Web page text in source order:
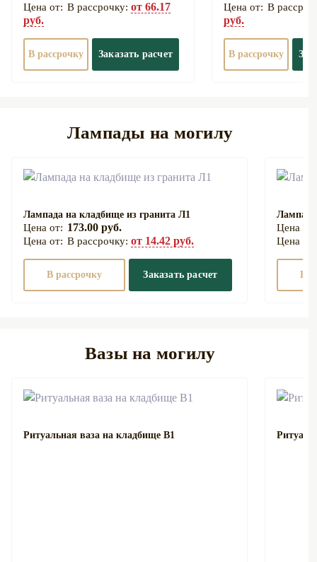
В рассрочку: от 66.17
руб.
В рассрочку Заказать расчет
В
руб.
В рассрочку
Лампады на могилу
Лампада на кладбище из гранита Л1
173.00 руб.
В рассрочку: от 14.42 руб.
В рассрочку Заказать расчет В
Вазы на могилу
Ритуальная ваза на кладбище В1